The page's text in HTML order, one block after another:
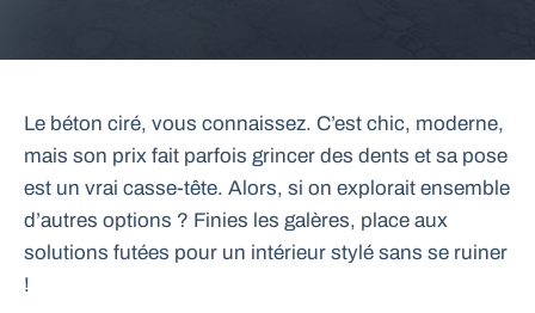
Le béton ciré, vous connaissez. C’est chic, moderne,
mais son prix fait parfois grincer des dents et sa pose
est un vrai casse-tête. Alors, si on explorait ensemble
d’autres options ? Finies les galères, place aux
solutions futées pour un intérieur stylé sans se ruiner
!